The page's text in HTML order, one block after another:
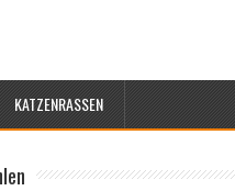
KATZENRASSEN